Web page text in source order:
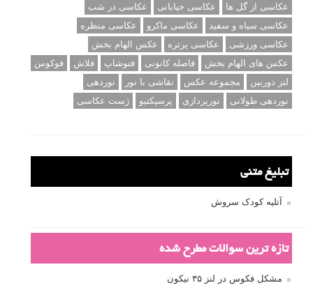
عکاسی از گل ها
عکاسی خیابانی
عکاسی در شب
عکاسی سیاه و سفید
عکاسی ماکرو
عکاسی منظره
عکاسی ورزشی
عکاسی پرتره
عکس الهام بخش
عکس های الهام بخش
فاصله کانونی فتوشاپ فلاش
فوکوس
لنز دوربین
مجموعه عکس نقاشی با نور
نوردهی
نوردهی طولانی
نورپردازی پرسپکتیو ژست عکاسی
تبلیغ متنی
آتلیه کودک سروش
تازه ترین سوالات مطرح شده
مشکل فکوس در لنز ۳۵ نیکون